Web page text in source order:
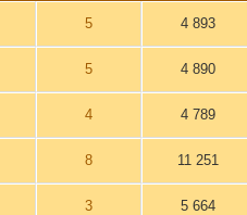
5 4 893
5 4 890
4 4 789
8 11 251
3 5 664